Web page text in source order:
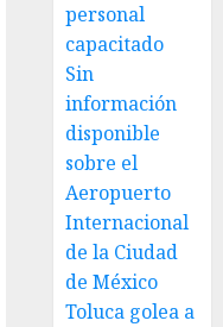
personal
capacitado
Sin
información
disponible
sobre el
Aeropuerto
Internacional
de la Ciudad
de México
Toluca golea a